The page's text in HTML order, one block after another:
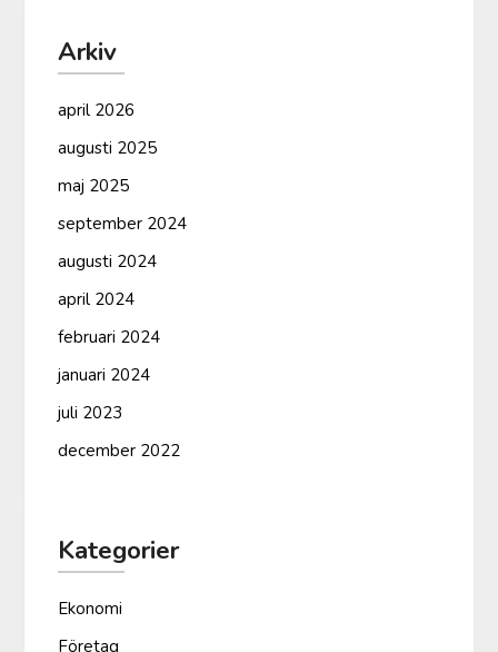
Arkiv
april 2026
augusti 2025
maj 2025
september 2024
augusti 2024
april 2024
februari 2024
januari 2024
juli 2023
december 2022
Kategorier
Ekonomi
Företag